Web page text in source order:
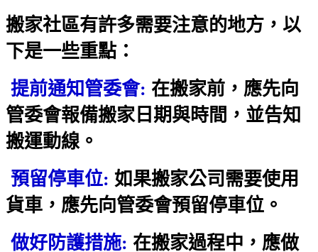
搬家社區有許多需要注意的地方，以
下是一些重點：
提前通知管委會: 在搬家前，應先向
管委會報備搬家日期與時間，並告知
搬運動線。
預留停車位: 如果搬家公司需要使用
貨車，應先向管委會預留停車位。
做好防護措施: 在搬家過程中，應做